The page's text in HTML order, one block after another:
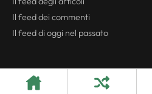
Il feeddei commenti
Il feeddi oggi nel passato